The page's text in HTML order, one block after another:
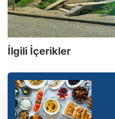
İlgili İçerikler